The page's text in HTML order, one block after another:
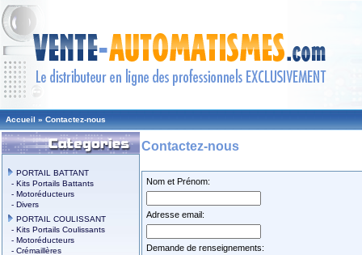
Accueil » Contactez-nous
PORTAIL BATTANT
- Kits Portails Battants
- Motoréducteurs
- Divers
PORTAIL COULISSANT
- Kits Portails Coulissants
- Motoréducteurs
- Crémaillères
Contactez-nous
Nom et Prénom:
Adresse email:
Demande de renseignements: